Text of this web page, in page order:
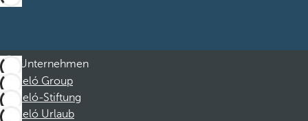
Unternehmen
Barceló Group
Barceló-Stiftung
Barceló Urlaub